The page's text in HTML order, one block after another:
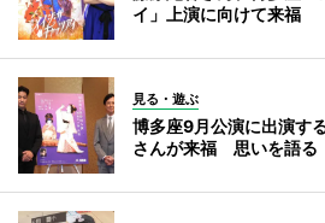
イ」上演に向けて来福
見る・遊ぶ
博多座9月公演に出演す
さんが来福 思いを語る